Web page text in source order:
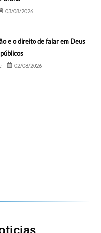
03/08/2026
e o direito de falar em Deus
02/08/2026